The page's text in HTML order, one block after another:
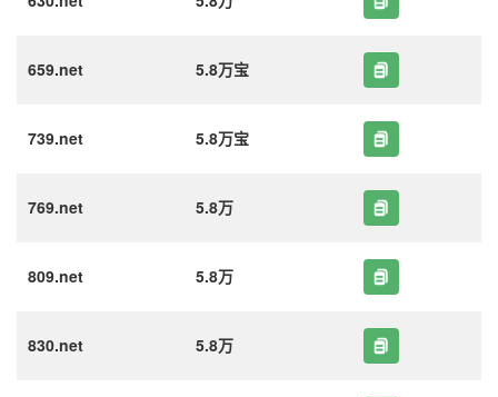
659.net 5.8万宝
739.net 5.8万宝
769.net 5.8万
809.net 5.8万
830.net 5.8万